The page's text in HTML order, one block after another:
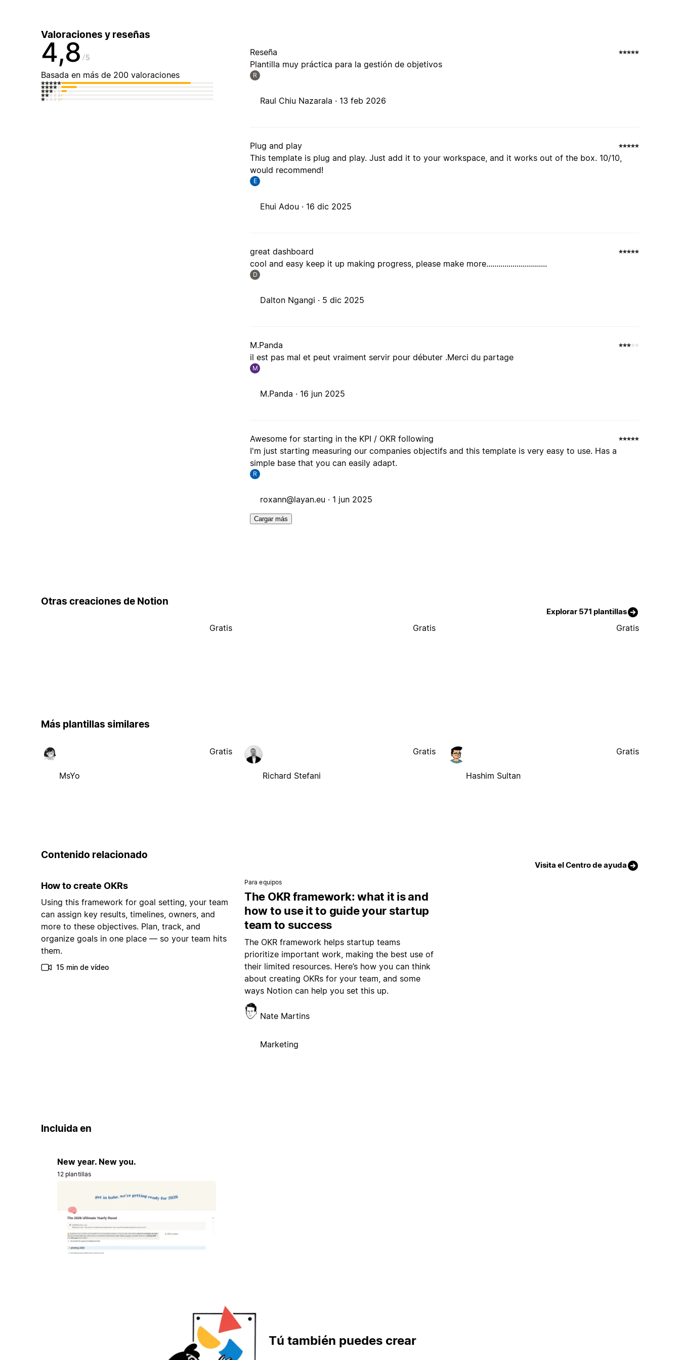
Valoraciones y reseñas
4,8 5
Basada en más de 200 valoraciones
Reseña
Plantilla muy práctica para la gestión de objetivos
R
Raul Chiu Nazarala · 13 feb 2026
Plug and play
This template is plug and play. Just add it to your workspace, and it works out of the box. 10/10,
would recommend!
E
Ehui Adou · 16 dic 2025
great dashboard
cool and easy keep it up making progress, please make more..............................
D
Dalton Ngangi · 5 dic 2025
M.Panda
il est pas mal et peut vraiment servir pour débuter .Merci du partage
M
M.Panda · 16 jun 2025
Awesome for starting in the KPI / OKR following
I'm just starting measuring our companies objectifs and this template is very easy to use. Has a
simple base that you can easily adapt.
R
roxann@layan.eu · 1 jun 2025
Cargar más
Otras creaciones de Notion
Explorar 571 plantillas
Gratis Gratis Gratis
Más plantillas similares
MsYo
Gratis
Richard Stefani
Gratis
Hashim Sultan
Gratis
Contenido relacionado
Visita el Centro de ayuda
How to create OKRs
Using this framework for goal setting, your team
can assign key results, timelines, owners, and
more to these objectives. Plan, track, and
organize goals in one place — so your team hits
them.
15 min de vídeo
Para equipos
The OKR framework: what it is and
how to use it to guide your startup
team to success
The OKR framework helps startup teams
prioritize important work, making the best use of
their limited resources. Here’s how you can think
about creating OKRs for your team, and some
ways Notion can help you set this up.
Nate Martins
Marketing
Incluida en
New year. New you.
12 plantillas
Tú también puedes crear